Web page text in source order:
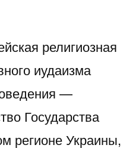
религиозная
иудаизма
—
Государства
регионе Украины,